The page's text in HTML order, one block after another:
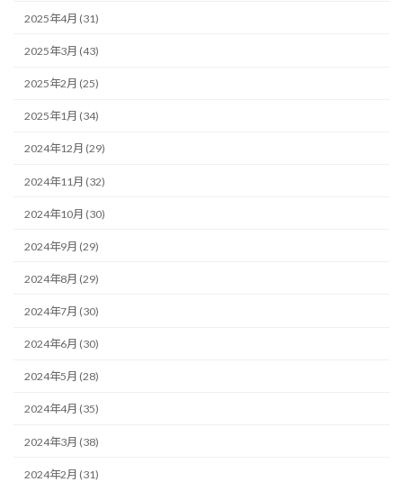
2025年4月 (31)
2025年3月 (43)
2025年2月 (25)
2025年1月 (34)
2024年12月 (29)
2024年11月 (32)
2024年10月 (30)
2024年9月 (29)
2024年8月 (29)
2024年7月 (30)
2024年6月 (30)
2024年5月 (28)
2024年4月 (35)
2024年3月 (38)
2024年2月 (31)